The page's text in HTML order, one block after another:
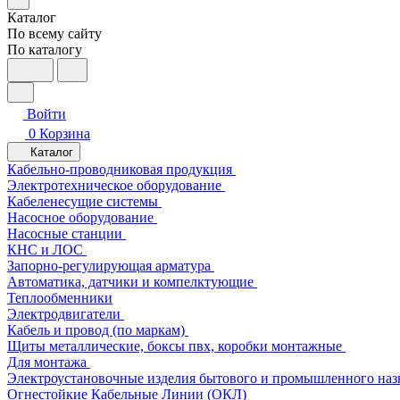
Каталог
По всему сайту
По каталогу
Войти
0 Корзина
Каталог
Кабельно-проводниковая продукция
Электротехническое оборудование
Кабеленесущие системы
Насосное оборудование
Насосные станции
КНС и ЛОС
Запорно-регулирующая арматура
Автоматика, датчики и компелктующие
Теплообменники
Электродвигатели
Кабель и провод (по маркам)
Щиты металлические, боксы пвх, коробки монтажные
Для монтажа
Электроустановочные изделия бытового и промышленного
Огнестойкие Кабельные Линии (ОКЛ)